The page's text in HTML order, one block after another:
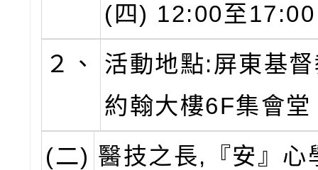
(四) 12:00至
２、
活動地點:屏東基
約翰大樓6F集會堂
(二) 醫技之長,『安』心